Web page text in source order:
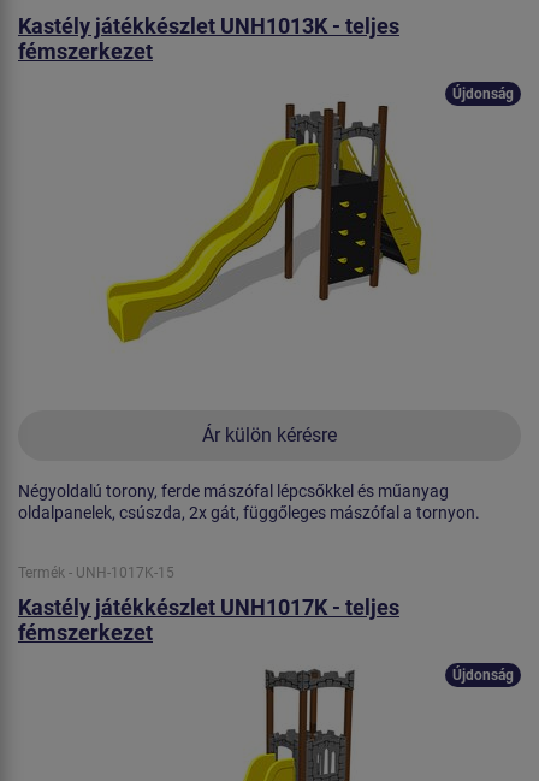
Kastély játékkészlet UNH1013K - teljes
fémszerkezet
Ár külön kérésre
Újdonság
Négyoldalú torony, ferde mászófal lépcsőkkel és műanyag
oldalpanelek, csúszda, 2x gát, függőleges mászófal a tornyon.
Termék - UNH-1017K-15
Kastély játékkészlet UNH1017K - teljes
fémszerkezet
Újdonság